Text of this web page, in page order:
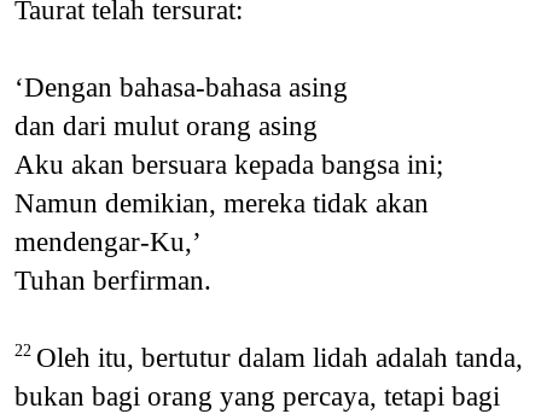
Taurat telah tersurat:
‘Dengan bahasa-bahasa asing
dan dari mulut orang asing
Aku akan bersuara kepada bangsa ini;
Namun demikian, mereka tidak akan
mendengar-Ku,’
Tuhan berfirman.
22 Oleh itu, bertutur dalam lidah adalah tanda,
bukan bagi orang yang percaya, tetapi bagi